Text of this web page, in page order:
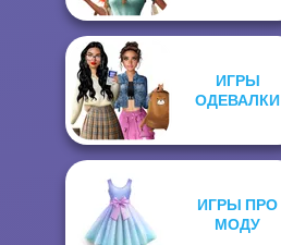
ИГРЫ
ОДЕВАЛКИ
ИГРЫ ПРО
МОДУ